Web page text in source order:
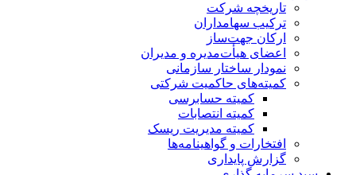
تاریخچه شرکت
ترکیب سهامداران
ارکان جهت‌ساز
اعضای هیأت‌مدیره و مدیران
نمودار ساختار سازمانی
کمیته‌های حاکمیت شرکتی
کمیته حسابرسی
کمیته انتصابات
کمیته مدیریت ریسک
افتخارات و گواهینامه‌ها
گزارش پایداری